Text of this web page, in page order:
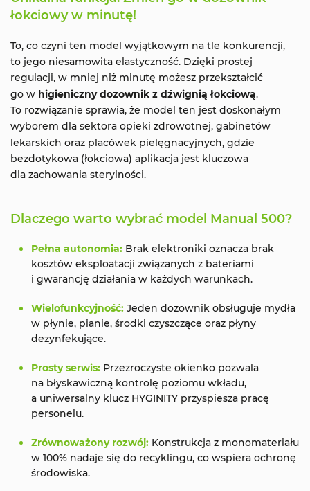
łokciowy w minutę!
To, co czyni ten model wyjątkowym na tle konkurencji,
to jego niesamowita elastyczność. Dzięki prostej
regulacji, w mniej niż minutę możesz przekształcić
go w higieniczny dozownik z dźwignią łokciową.
To rozwiązanie sprawia, że model ten jest doskonałym
wyborem dla sektora opieki zdrowotnej, gabinetów
lekarskich oraz placówek pielęgnacyjnych, gdzie
bezdotykowa (łokciowa) aplikacja jest kluczowa
dla zachowania sterylności.
Dlaczego warto wybrać model Manual 500?
Pełna autonomia: Brak elektroniki oznacza brak
kosztów eksploatacji związanych z bateriami
i gwarancję działania w każdych warunkach.
Wielofunkcyjność: Jeden dozownik obsługuje mydła
w płynie, pianie, środki czyszczące oraz płyny
dezynfekujące.
Prosty serwis: Przezroczyste okienko pozwala
na błyskawiczną kontrolę poziomu wkładu,
a uniwersalny klucz HYGINITY przyspiesza pracę
personelu.
Zrównoważony rozwój: Konstrukcja z monomateriału
w 100% nadaje się do recyklingu, co wspiera ochronę
środowiska.